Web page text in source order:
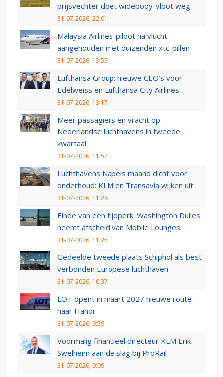
prijsvechter doet widebody-vloot weg
31-07-2026, 22:01
Malaysia Airlines-piloot na vlucht
aangehouden met duizenden xtc-pillen
31-07-2026, 13:55
Lufthansa Group: nieuwe CEO’s voor
Edelweiss en Lufthansa City Airlines
31-07-2026, 13:17
Meer passagiers en vracht op
Nederlandse luchthavens in tweede
kwartaal
31-07-2026, 11:57
Luchthavens Napels maand dicht voor
onderhoud: KLM en Transavia wijken uit
31-07-2026, 11:28
Einde van een tijdperk: Washington Dulles
neemt afscheid van Mobile Lounges
31-07-2026, 11:25
Gedeelde tweede plaats Schiphol als best
verbonden Europese luchthaven
31-07-2026, 10:37
LOT opent in maart 2027 nieuwe route
naar Hanoi
31-07-2026, 9:59
Voormalig financieel directeur KLM Erik
Swelheim aan de slag bij ProRail
31-07-2026, 9:09